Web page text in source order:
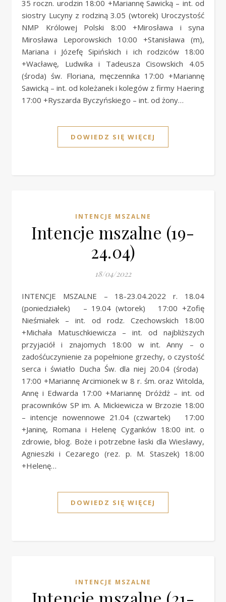
35 roczn. urodzin 18:00 +Mariannę Sawicką – int. od
siostry Lucyny z rodziną 3.05 (wtorek) Uroczystość
NMP Królowej Polski 8:00 +Mirosława i syna
Mirosława Leporowskich 10:00 +Stanisława (m),
Mariana i Józefę Sipińskich i ich rodziców 18:00
+Wacławę, Ludwika i Tadeusza Cisowskich 4.05
(środa) św. Floriana, męczennika 17:00 +Mariannę
Sawicką – int. od koleżanek i kolegów z firmy Haering
17:00 +Ryszarda Byczyńskiego – int. od żony…
DOWIEDZ SIĘ WIĘCEJ
INTENCJE MSZALNE
Intencje mszalne (19-
24.04)
18/04/2022
INTENCJE MSZALNE – 18-23.04.2022 r. 18.04
(poniedziałek) – 19.04 (wtorek) 17:00 +Zofię
Nieśmiałek – int. od rodz. Czechowskich 18:00
+Michała Matuschkiewicza – int. od najbliższych
przyjaciół i znajomych 18:00 w int. Anny – o
zadośćuczynienie za popełnione grzechy, o czystość
serca i światło Ducha Św. dla niej 20.04 (środa)
17:00 +Mariannę Arcimionek w 8 r. śm. oraz Witolda,
Annę i Edwarda 17:00 +Mariannę Dróżdż – int. od
pracowników SP im. A. Mickiewicza w Brzozie 18:00
– intencje nowennowe 21.04 (czwartek) 17:00
+Janinę, Romana i Helenę Cyganków 18:00 int. o
zdrowie, błog. Boże i potrzebne łaski dla Wiesławy,
Agnieszki i Cezarego (rez. p. M. Staszek) 18:00
+Helenę…
DOWIEDZ SIĘ WIĘCEJ
INTENCJE MSZALNE